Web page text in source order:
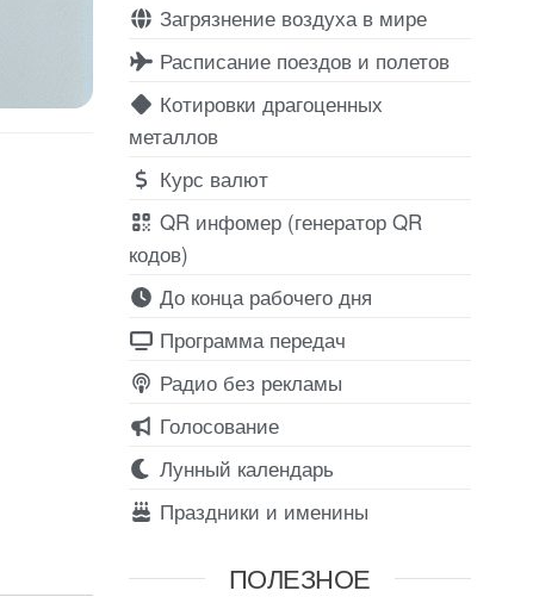
Загрязнение воздуха в мире
Расписание поездов и полетов
Котировки драгоценных
металлов
Курс валют
QR инфомер (генератор QR
кодов)
До конца рабочего дня
Программа передач
Радио без рекламы
Голосование
Лунный календарь
Праздники и именины
ПОЛЕЗНОЕ